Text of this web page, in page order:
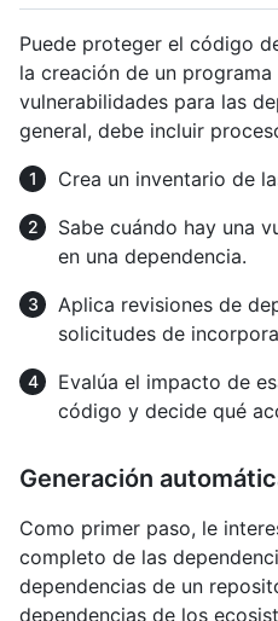
Puede proteger el código
la creación de un
vulnerabilidades para las
general, debe incluir
Crea un inventario de
Sabe cuándo hay una
en una dependencia.
Aplica revisiones de
solicitudes de
Evalúa el impacto de
código y decide qué
Generación
Como primer paso, le
completo de las
dependencias de un
dependencias de los